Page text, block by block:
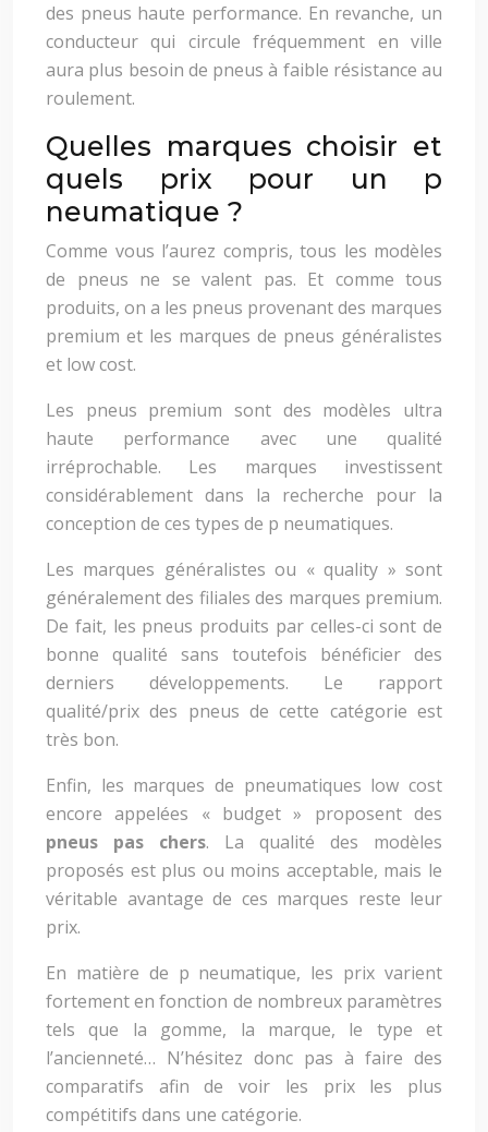
des pneus haute performance. En revanche, un
conducteur qui circule fréquemment en ville
aura plus besoin de pneus à faible résistance au
roulement.
Quelles marques choisir et
quels prix pour un p
neumatique ?
Comme vous l’aurez compris, tous les modèles
de pneus ne se valent pas. Et comme tous
produits, on a les pneus provenant des marques
premium et les marques de pneus généralistes
et low cost.
Les pneus premium sont des modèles ultra
haute performance avec une qualité
irréprochable. Les marques investissent
considérablement dans la recherche pour la
conception de ces types de p neumatiques.
Les marques généralistes ou « quality » sont
généralement des filiales des marques premium.
De fait, les pneus produits par celles-ci sont de
bonne qualité sans toutefois bénéficier des
derniers développements. Le rapport
qualité/prix des pneus de cette catégorie est
très bon.
Enfin, les marques de pneumatiques low cost
encore appelées « budget » proposent des
pneus pas chers. La qualité des modèles
proposés est plus ou moins acceptable, mais le
véritable avantage de ces marques reste leur
prix.
En matière de p neumatique, les prix varient
fortement en fonction de nombreux paramètres
tels que la gomme, la marque, le type et
l’ancienneté… N’hésitez donc pas à faire des
comparatifs afin de voir les prix les plus
compétitifs dans une catégorie.